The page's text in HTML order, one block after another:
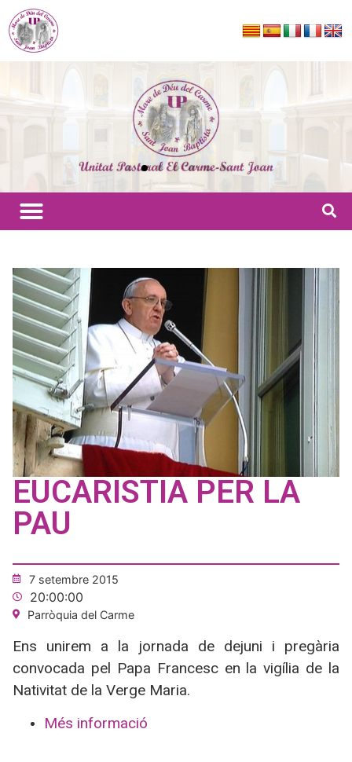
EUCARISTIA PER LA
PAU
7 setembre 2015
20:00:00
Parròquia del Carme
Ens unirem a la jornada de dejuni i pregària
convocada pel Papa Francesc en la vigília de la
Nativitat de la Verge Maria.
Més informació